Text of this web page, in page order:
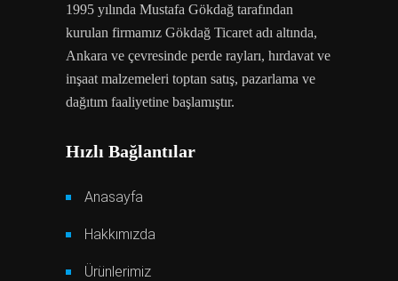
1995 yılında Mustafa Gökdağ tarafından
kurulan firmamız Gökdağ Ticaret adı altında,
Ankara ve çevresinde perde rayları, hırdavat ve
inşaat malzemeleri toptan satış, pazarlama ve
dağıtım faaliyetine başlamıştır.
Hızlı Bağlantılar
Anasayfa
Hakkımızda
Ürünlerimiz